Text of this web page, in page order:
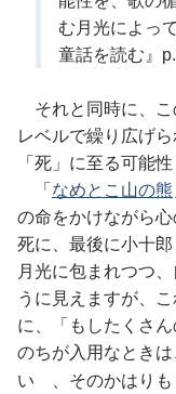
む月光によっ
童話を読む』
それと同時に、こ
レベルで繰り広げ
「死」に至る可能
「 なめとこ山の熊
の命をかけながら
死に、最後に小十
月光に包まれつつ
うに見えますが、
に、「もしたくさ
のちが入用なとき
いゝ、そのかはり